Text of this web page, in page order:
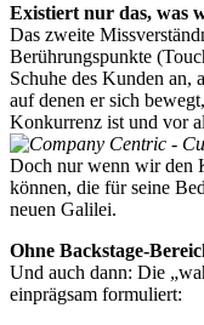
Existiert nur das, was
Das zweite
Berührungspunkte
Schuhe des Kunden an,
auf denen er sich
Konkurrenz ist und vor
Doch nur wenn wir den
können, die für seine
neuen Galilei.
Ohne Backstage-
Und auch dann: Die
einprägsam formuliert: